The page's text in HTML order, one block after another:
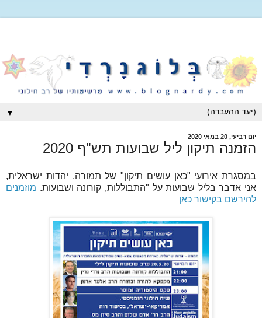
▼
יום רביעי, 20 במאי 2020
הזמנה תיקון ליל שבועות תש"ף 2020
במסגרת אירועי "כאן עושים תיקון" של תמורה, יהדות ישראלית,
אני אדבר בליל שבועות על "התבוללות, קורונה ושבועות. מוזמנים
להירשם בקישור כאן